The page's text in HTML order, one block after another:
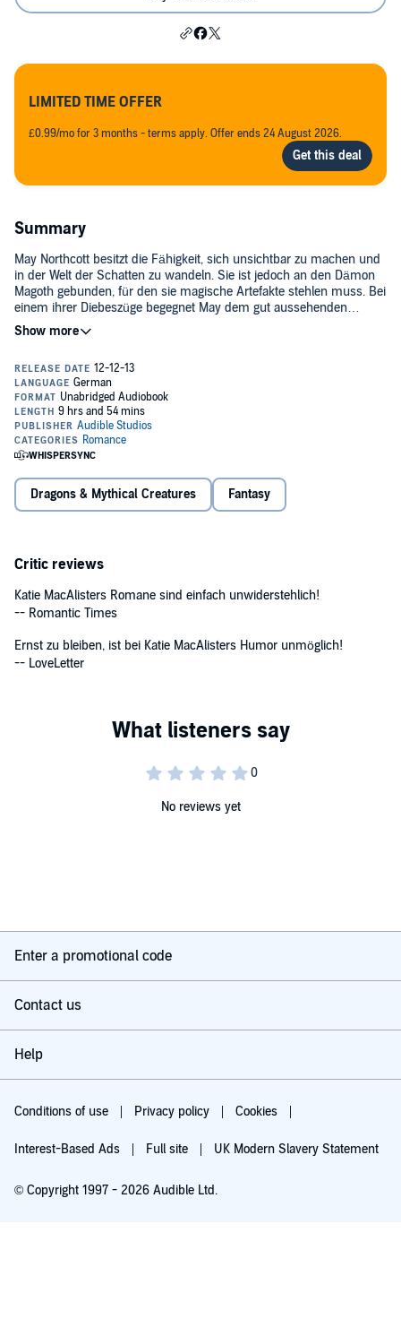
LIMITED TIME OFFER
£0.99/mo for 3 months - terms apply. Offer ends 24 August 2026.
Summary
May Northcott besitzt die Fähigkeit, sich unsichtbar zu machen und
in der Welt der Schatten zu wandeln. Sie ist jedoch an den Dämon
Magoth gebunden, für den sie magische Artefakte stehlen muss. Bei
einem ihrer Diebeszüge begegnet May dem gut aussehenden
Anführer der Silberdrachen, Gabriel Tauhou. Dieser erkennt in May
sofort seine Seelengefährtin. Obwohl sich auch May zu ihm
wenn ein Drache einmal in Liebe entbrannt ist, gibt er so schnell
nicht auf…
>> Diese ungekürzte Hörbuch-Fassung genießt du exklusiv nur bei
©2011 Egmont Lyx (P)2013 Audible Studios
Dragons & Mythical Creatures Fantasy
Critic reviews
Katie MacAlisters Romane sind einfach unwiderstehlich!
-- Romantic Times
Ernst zu bleiben, ist bei Katie MacAlisters Humor unmöglich!
-- LoveLetter
No reviews yet
Enter a promotional code
Contact us
Help
Conditions of use Privacy policy Cookies
Interest-Based Ads Full site UK Modern Slavery Statement
© Copyright 1997 - 2026 Audible Ltd.